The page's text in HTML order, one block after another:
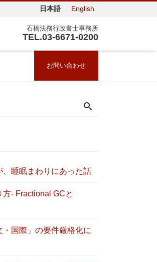
日本語 English
石橋法務行政書士事務所
TEL.03-6671-0200
お問い合わせ
睡眠まわりにあった話
- Fractional GCと
国際」の要件厳格化に